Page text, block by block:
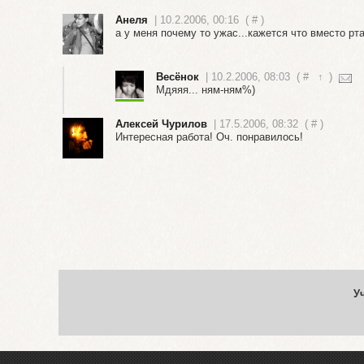
Анеля | 10.2.2006, 00:16 ( # )
а у меня почему то ужас...кажется что вместо
Весёнок | 10.2.2006, 08:03 ( # ↑ )
Мдяяя... ням-ням%)
Алексей Чурилов | 17.5.2006, 08:32 ( # )
Интересная работа! Оч. понравилось!